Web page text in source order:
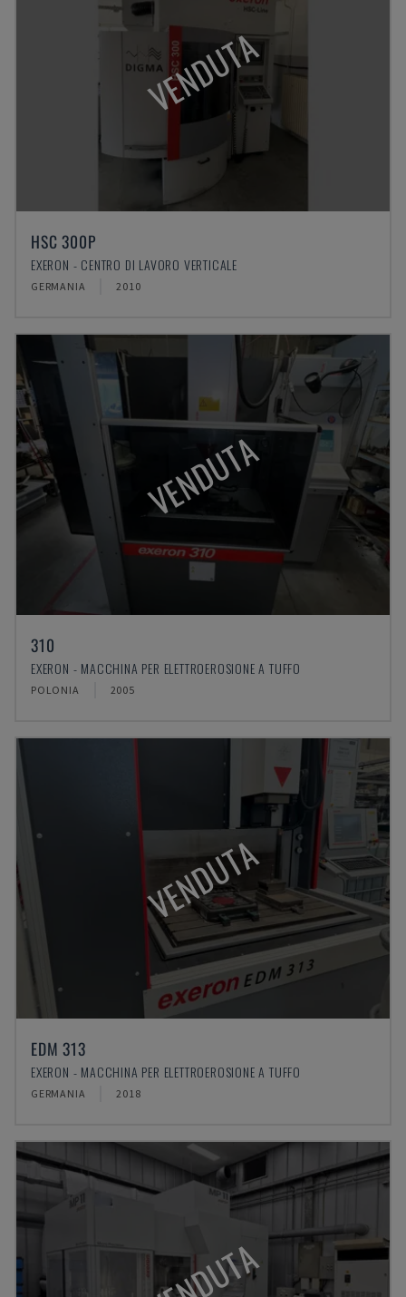
VENDUTA
HSC 300P
EXERON - CENTRO DI LAVORO VERTICALE
GERMANIA 2010
VENDUTA
310
EXERON - MACCHINA PER ELETTROEROSIONE A TUFFO
POLONIA 2005
VENDUTA
EDM 313
EXERON - MACCHINA PER ELETTROEROSIONE A TUFFO
GERMANIA 2018